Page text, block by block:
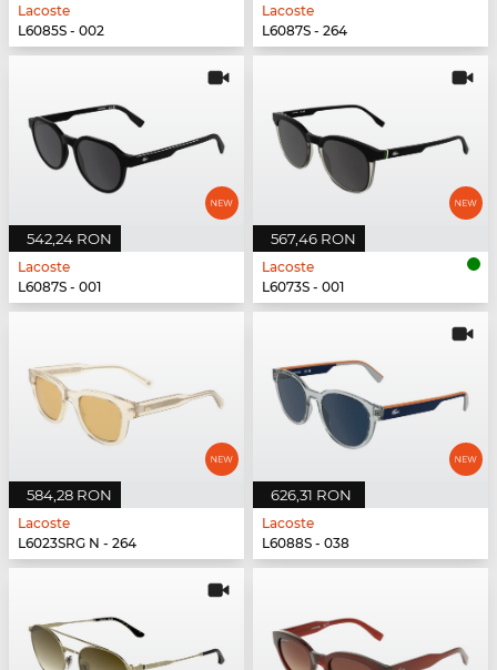
Lacoste
L6085S - 002
Lacoste
L6087S - 264
542,24 RON
Lacoste
L6087S - 001
567,46 RON
Lacoste
L6073S - 001
584,28 RON
Lacoste
L6023SRG N - 264
626,31 RON
Lacoste
L6088S - 038